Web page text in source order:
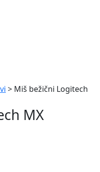
> Miš bežični Logitech
MX